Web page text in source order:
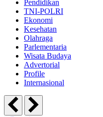
Pendidikan
TNI-POLRI
Ekonomi
Kesehatan
Olahraga
Parlementaria
Wisata Budaya
Advertorial
Profile
Internasional